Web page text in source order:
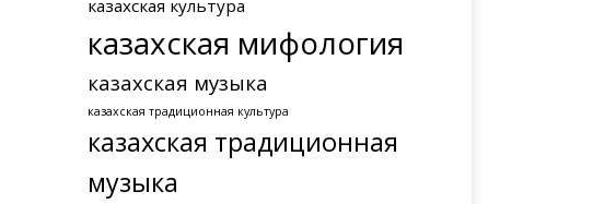
казахская культура
казахская мифология
казахская музыка
казахская традиционная культура
казахская традиционная
музыка